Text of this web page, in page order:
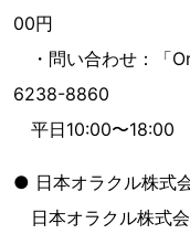
00円
・問い合わせ：「
6238-8860
平日10:00〜18:00
● 日本オラクル株式
日本オラクル株式